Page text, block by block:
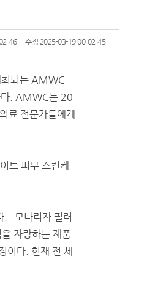
수정 2025-03-19 00:02:45
최되는 AMWC
. AMWC는 20
료 전문가들에게
트 피부 스킨케
. 모나리자 필러
자랑하는 제품
이다. 현재 전 세